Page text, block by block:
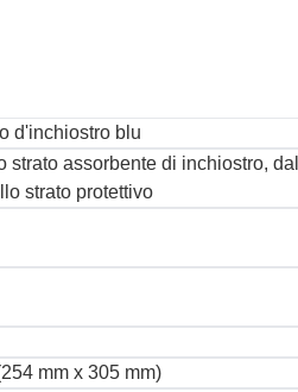
d'inchiostro blu
strato assorbente di inchiostro,
strato protettivo
mm x 305 mm)